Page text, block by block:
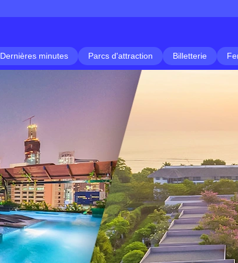
Dernières minutes Parcs d'attraction Billetterie